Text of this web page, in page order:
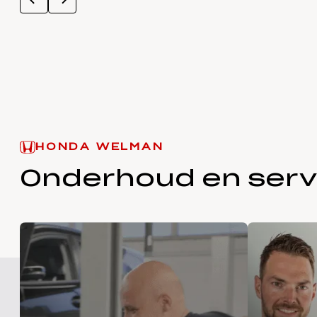
HONDA WELMAN
Onderhoud en